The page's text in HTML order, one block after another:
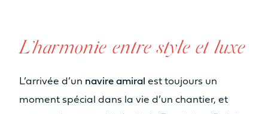
L’harmonie entre style et luxe
L’arrivée d’un navire amiral est toujours un
moment spécial dans la vie d’un chantier, et
NOMBRE DE PAX CAT D
MOTORISATION